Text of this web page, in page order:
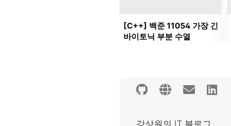
[C++] 백준 11054 가장 긴
바이토닉 부분 수열
강상원의 IT 블로그